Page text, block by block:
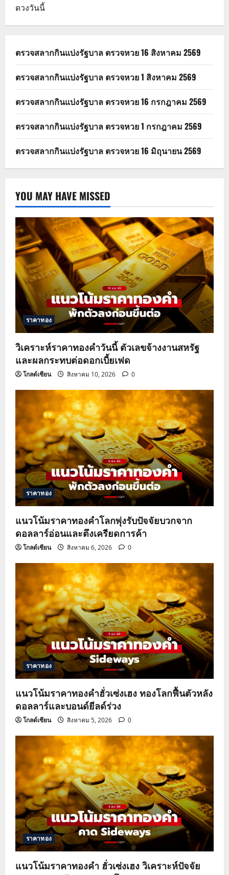
ดวงวันนี้
ตรวจสลากกินแบ่งรัฐบาล ตรวจหวย 16 สิงหาคม 2569
ตรวจสลากกินแบ่งรัฐบาล ตรวจหวย 1 สิงหาคม 2569
ตรวจสลากกินแบ่งรัฐบาล ตรวจหวย 16 กรกฎาคม 2569
ตรวจสลากกินแบ่งรัฐบาล ตรวจหวย 1 กรกฎาคม 2569
ตรวจสลากกินแบ่งรัฐบาล ตรวจหวย 16 มิถุนายน 2569
YOU MAY HAVE MISSED
ราคาทอง
วิเคราะห์ราคาทองคำวันนี้ ตัวเลขจ้างงานสหรัฐ
และผลกระทบต่อดอกเบี้ยเฟด
โกลด์เซียน สิงหาคม 10, 2026 0
ราคาทอง
แนวโน้มราคาทองคำโลกพุ่งรับปัจจัยบวกจาก
ดอลลาร์อ่อนและตึงเครียดการค้า
โกลด์เซียน สิงหาคม 6, 2026 0
ราคาทอง
แนวโน้มราคาทองคำฮั่วเซ่งเฮง ทองโลกฟื้นตัวหลัง
ดอลลาร์และบอนด์ยีลด์ร่วง
โกลด์เซียน สิงหาคม 5, 2026 0
ราคาทอง
แนวโน้มราคาทองคำ ฮั่วเซ่งเฮง วิเคราะห์ปัจจัย